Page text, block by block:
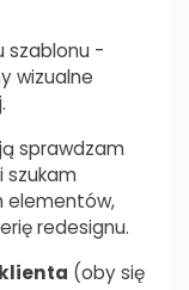
szablonu -
wizualne
sprawdzam
szukam
elementów,
redesignu.
(oby się